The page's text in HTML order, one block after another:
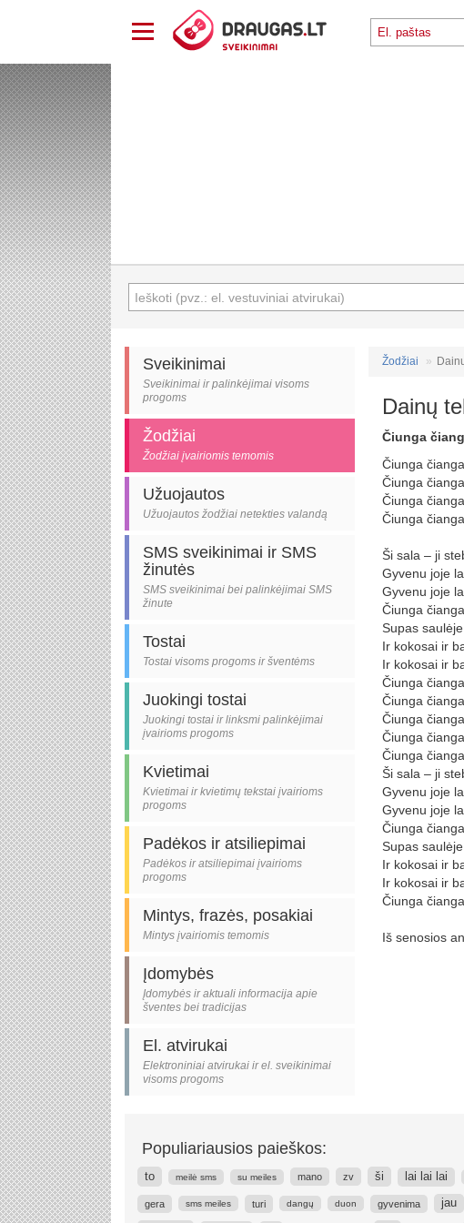
Sveikinimai
Sveikinimai ir palinkėjimai visoms
progoms
Žodžiai
Žodžiai įvairiomis temomis
Užuojautos
Užuojautos žodžiai netekties valandą
SMS sveikinimai ir SMS
žinutės
SMS sveikinimai bei palinkėjimai SMS
žinute
Tostai
Tostai visoms progoms ir šventėms
Juokingi tostai
Juokingi tostai ir linksmi palinkėjimai
įvairioms progoms
Kvietimai
Kvietimai ir kvietimų tekstai įvairioms
progoms
Padėkos ir atsiliepimai
Padėkos ir atsiliepimai įvairioms
progoms
Mintys, frazės, posakiai
Mintys įvairiomis temomis
Įdomybės
Įdomybės ir aktuali informacija apie
šventes bei tradicijas
El. atvirukai
Elektroniniai atvirukai ir el. sveikinimai
visoms progoms
Žodžiai
Dainų
Čiunga
Čiunga
Čiunga
Čiunga
Čiunga
Ši sala – ji
Gyvenu joje
Gyvenu joje
Čiunga čianga.
Supas
Ir kokosai ir
Ir kokosai ir
Čiunga čianga.
Čiunga
Čiunga
Čiunga
Čiunga
Ši sala – ji
Gyvenu joje
Gyvenu joje
Čiunga čianga.
Supas
Ir kokosai ir
Ir kokosai ir
Čiunga čianga.
Iš senosios
Populiariausios paieškos:
to meilė sms su meiles mano zv ši lai lai lai
gera sms meiles turi dangų duon gyvenima jau